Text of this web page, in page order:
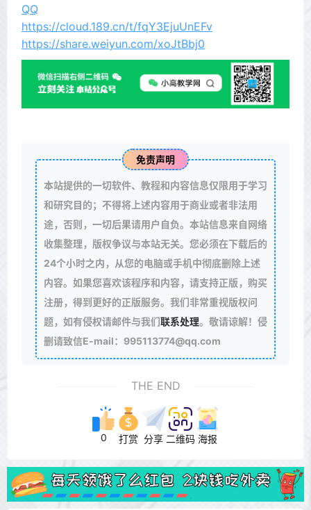
QQ
https://cloud.189.cn/t/fqY3EjuUnEFv
https://share.weiyun.com/xoJtBbj0
免责声明
本站提供的一切软件、教程和内容信息仅限用于学习
和研究目的；不得将上述内容用于商业或者非法用
途，否则，一切后果请用户自负。本站信息来自网络
收集整理，版权争议与本站无关。您必须在下载后的
24个小时之内，从您的电脑或手机中彻底删除上述
内容。如果您喜欢该程序和内容，请支持正版，购买
注册，得到更好的正版服务。我们非常重视版权问
题，如有侵权请邮件与我们联系处理。敬请谅解！侵
删请致信E-mail：995113774@qq.com
THE END
0 打赏 分享 二维码 海报